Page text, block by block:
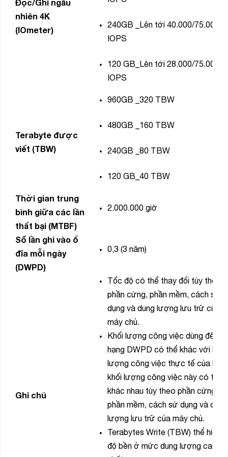
Đọc/Ghi ngẫu
nhiên 4K
(IOmeter)
240GB _Lên tới 40.000/75.000
IOPS
120 GB_Lên tới 28.000/75.000
IOPS
Terabyte được
viết (TBW)
960GB _320 TBW
480GB _160 TBW
240GB _80 TBW
120 GB_40 TBW
Thời gian trung
bình giữa các lần
thất bại (MTBF)
2.000.000 giờ
Số lần ghi vào ổ
đĩa mỗi ngày
(DWPD)
0,3 (3 năm)
Ghi chú
Tốc độ có thể thay đổi tùy theo
phần cứng, phần mềm, cách sử
dụng và dung lượng lưu trữ của
máy chủ.
Khối lượng công việc dùng để
hạng DWPD có thể khác với khối
lượng công việc thực tế của bạn,
khối lượng công việc này có thể
khác nhau tùy theo phần cứng,
phần mềm, cách sử dụng và dung
lượng lưu trữ của máy chủ.
Terabytes Write (TBW) thể hiện
độ bền ở mức dung lượng cao